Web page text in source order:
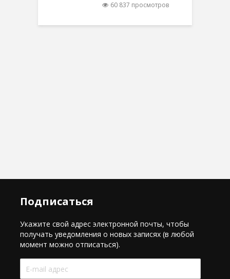
60 837 просмотров
Подписаться
Укажите свой адрес электронной почты, чтобы
получать уведомления о новых записях (в любой
момент можно отписаться).
E-
mail